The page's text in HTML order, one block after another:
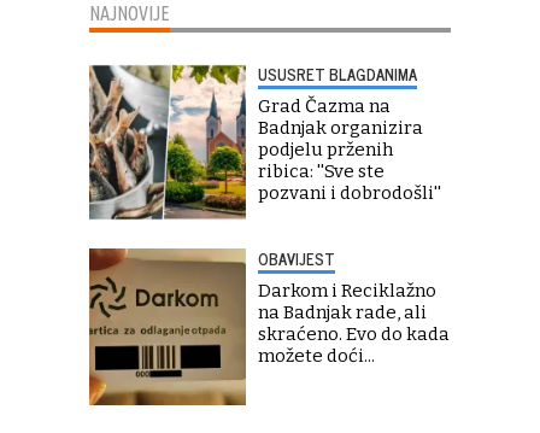
NAJNOVIJE
USUSRET BLAGDANIMA
Grad Čazma na
Badnjak organizira
podjelu prženih
ribica: ''Sve ste
pozvani i dobrodošli''
OBAVIJEST
Darkom i Reciklažno
na Badnjak rade, ali
skraćeno. Evo do kada
možete doći...